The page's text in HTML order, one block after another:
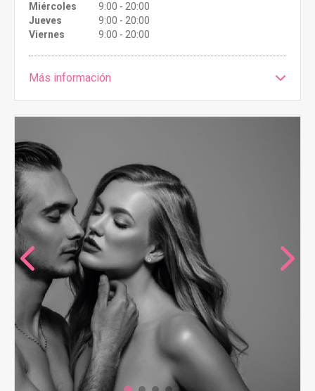
Miércoles
9:00 - 20:00
Jueves
9:00 - 20:00
Viernes
9:00 - 20:00
Más información